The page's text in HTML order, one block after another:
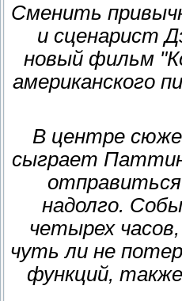
Сменить
и сценарист
новый фильм
американского
В центре
сыграет
отправиться
надолго.
четырех
чуть ли не
функций,